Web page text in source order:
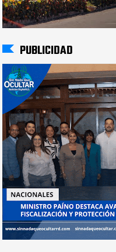
PUBLICIDAD